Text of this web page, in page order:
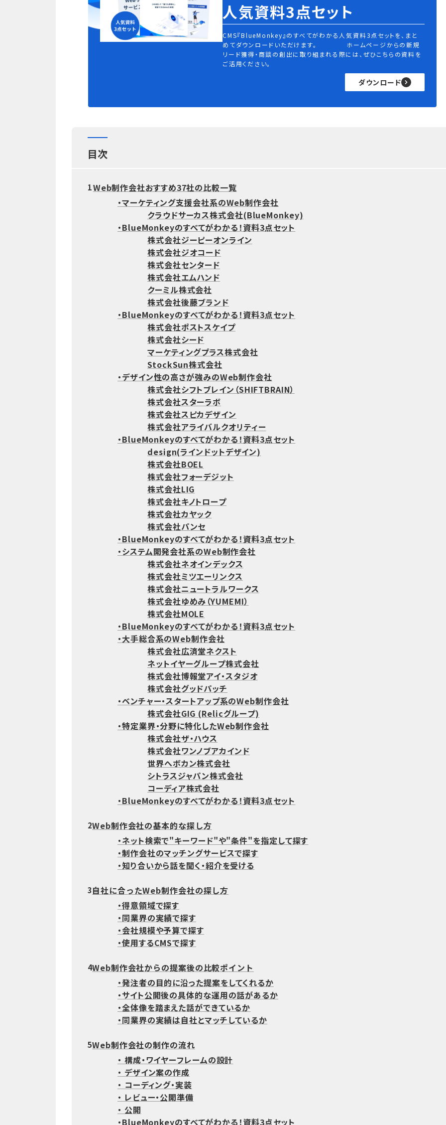
人気資料3点セット
CMS『BlueMonkey』のすべてがわかる人気資料3点セットを、まと
めてダウンロードいただけます。 ホームページからの新規
リード獲得・商談の創出に取り組まれる際には、ぜひこちらの資料を
ご活用ください。
ダウンロード
目次
1Web制作会社おすすめ37社の比較一覧
・マーケティング支援会社系のWeb制作会社
クラウドサーカス株式会社(BlueMonkey)
・BlueMonkeyのすべてがわかる！資料3点セット
株式会社ジーピーオンライン
株式会社ジオコード
株式会社センタード
株式会社エムハンド
クーミル株式会社
株式会社後藤ブランド
・BlueMonkeyのすべてがわかる！資料3点セット
株式会社ポストスケイプ
株式会社シード
マーケティングプラス株式会社
StockSun株式会社
・デザイン性の高さが強みのWeb制作会社
株式会社シフトブレイン（SHIFTBRAIN）
株式会社スターラボ
株式会社スピカデザイン
株式会社アライバルクオリティー
・BlueMonkeyのすべてがわかる！資料3点セット
design(ラインドットデザイン)
株式会社BOEL
株式会社フォーデジット
株式会社LIG
株式会社キノトロープ
株式会社カヤック
株式会社パンセ
・BlueMonkeyのすべてがわかる！資料3点セット
・システム開発会社系のWeb制作会社
株式会社ネオインデックス
株式会社ミツエーリンクス
株式会社ニュートラルワークス
株式会社ゆめみ（YUMEMI）
株式会社MOLE
・BlueMonkeyのすべてがわかる！資料3点セット
・大手総合系のWeb制作会社
株式会社広済堂ネクスト
ネットイヤーグループ株式会社
株式会社博報堂アイ・スタジオ
株式会社グッドパッチ
・ベンチャー・スタートアップ系のWeb制作会社
株式会社GIG (Relicグループ)
・特定業界・分野に特化したWeb制作会社
株式会社ザ・ハウス
株式会社ワンノブアカインド
世界へボカン株式会社
シトラスジャパン株式会社
コーディア株式会社
・BlueMonkeyのすべてがわかる！資料3点セット
2Web制作会社の基本的な探し方
・ネット検索で"キーワード"や"条件"を指定して探す
・制作会社のマッチングサービスで探す
・知り合いから話を聞く・紹介を受ける
3自社に合ったWeb制作会社の探し方
・得意領域で探す
・同業界の実績で探す
・会社規模や予算で探す
・使用するCMSで探す
4Web制作会社からの提案後の比較ポイント
・発注者の目的に沿った提案をしてくれるか
・サイト公開後の具体的な運用の話があるか
・全体像を踏まえた話ができているか
・同業界の実績は自社とマッチしているか
5Web制作会社の制作の流れ
・ 構成・ワイヤーフレームの設計
・ デザイン案の作成
・ コーディング・実装
・ レビュー・公開準備
・ 公開
・BlueMonkeyのすべてがわかる！資料3点セット